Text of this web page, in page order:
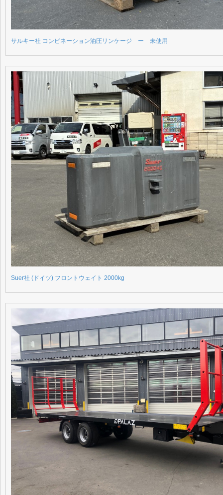
サルキー社 コンビネーション油圧リンケージ ー 未使用
Suer社 (ドイツ) フロントウェイト 2000kg